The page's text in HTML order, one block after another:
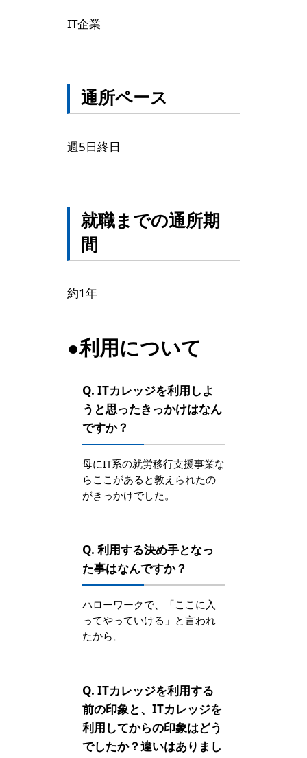
IT企業
通所ペース
週5日終日
就職までの通所期
間
約1年
●利用について
Q. ITカレッジを利用しよ
うと思ったきっかけはなん
ですか？
母にIT系の就労移行支援事業な
らここがあると教えられたの
がきっかけでした。
Q. 利用する決め手となっ
た事はなんですか？
ハローワークで、「ここに入
ってやっていける」と言われ
たから。
Q. ITカレッジを利用する
前の印象と、ITカレッジを
利用してからの印象はどう
でしたか？違いはありまし